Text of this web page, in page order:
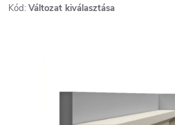
Kód: Változat kiválasztása